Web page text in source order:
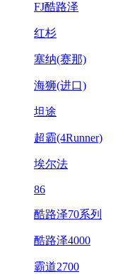
FJ酷路泽
红杉
塞纳(赛那)
海狮(进口)
坦途
超霸(4Runner)
埃尔法
86
酷路泽70系列
酷路泽4000
霸道2700